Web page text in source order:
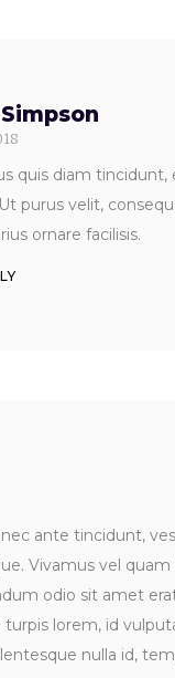
quis diam
purus velit,
ornare facilisis.
ante tincidunt,
Vivamus vel
odio sit amet
lorem, id
nulla id,